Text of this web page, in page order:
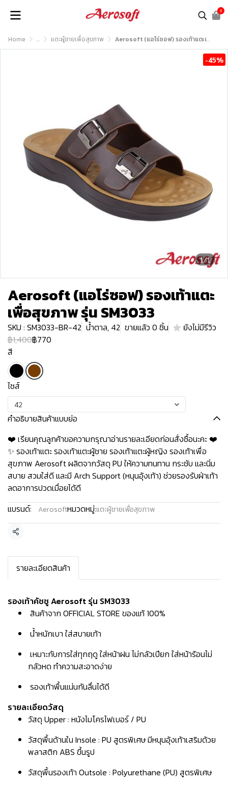
0
Home ... แตะผู้ชายเพื่อสุขภาพ Aerosoft (แอโร่ซอฟ) รองเท้าแตะเพื่อสุขภาพ รุ่น SM3033
1/1
-45%
Aerosoft (แอโร่ซอฟ) รองเท้าแตะ
เพื่อสุขภาพ รุ่น SM3033
SKU : SM3033-BR-42 น้ำตาล, 42 ขายแล้ว 0 ชิ้น
ยังไม่มีรีวิว
฿1,400฿770
สี
ไซส์
42
คำอธิบายสินค้าแบบย่อ
❤️ เรียนคุณลูกค้าขอความกรุณาอ่านรายละเอียดก่อนสั่งซื้อนะคะ️️ ️❤️
✨ รองเท้าแตะ รองเท้าแตะผู้ชาย รองเท้าแตะผู้หญิง รองเท้าเพื่อ
สุขภาพ Aerosoft ผลิตจากวัสดุ PU ให้ความทนทาน กระชับ และนิ่ม
สบาย สวมใส่ดี และมี Arch Support (หนุนอุ้งเท้า) ช่วยรองรับฝ่าเท้า
ลดอาการปวดเมื่อยได้ดี
แบรนด์:
Aerosoftหมวดหมู่:แตะผู้ชายเพื่อสุขภาพ
แชร์
รายละเอียดสินค้า
รองเท้าคัชชู Aerosoft รุ่น SM3033
สินค้าจาก OFFICIAL STORE ของแท้ 100%
น้ำหนักเบา ใส่สบายเท้า
เหมาะกับการใส่ทุกฤดู ใส่หน้าฝน ไม่กลัวเปียก ใส่หน้าร้อนไม่
กลัวหด ทำความสะอาดง่าย
รองเท้าพื้นแน่นกันลื่นได้ดี
รายละเอียดวัสดุ
วัสดุ Upper : หนังไมโครไฟเบอร์ / PU
วัสดุพื้นด้านใน Insole : PU สูตรพิเศษ มีหนุนอุ้งเท้าเสริมด้วย
พลาสติก ABS ขึ้นรูป
วัสดุพื้นรองเท้า Outsole : Polyurethane (PU) สูตรพิเศษ